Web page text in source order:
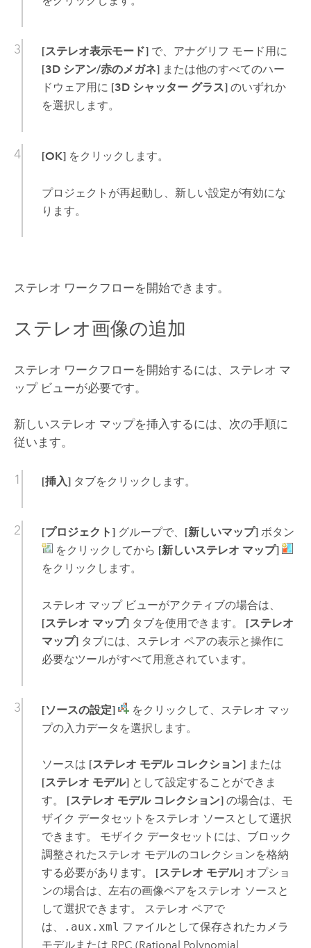
[ステレオ表示モード]で、アナグリフ モード用に
[3D シアン/赤のメガネ]または他のすべてのハー
ドウェア用に [3D シャッター グラス]のいずれか
を選択します。
[OK]をクリックします。
プロジェクトが再起動し、新しい設定が有効にな
ります。
ステレオ ワークフローを開始できます。
ステレオ画像の追加
ステレオ ワークフローを開始するには、ステレオ マ
ップ ビューが必要です。
新しいステレオ マップを挿入するには、次の手順に
従います。
[挿入]タブをクリックします。
[プロジェクト]グループで、 [新しいマップ]ボタン
をクリックしてから [新しいステレオ マップ]
をクリックします。
ステレオ マップ ビューがアクティブの場合は、
[ステレオ マップ]タブを使用できます。 [ステレオ
マップ]タブには、ステレオ ペアの表示と操作に
必要なツールがすべて用意されています。
[ソースの設定]
をクリックして、ステレオ マッ
プの入力データを選択します。
ソースは [ステレオ モデル コレクション]または
[ステレオ モデル]として設定することができま
す。 [ステレオ モデル コレクション]の場合は、モ
ザイク データセットをステレオ ソースとして選択
できます。 モザイク データセットには、ブロック
調整されたステレオ モデルのコレクションを格納
する必要があります。 [ステレオ モデル]オプショ
ンの場合は、左右の画像ペアをステレオ ソースと
して選択できます。 ステレオ ペアで
は、
.aux.xml ファイルとして保存されたカメラ
モデルまたは RPC (Rational Polynomial